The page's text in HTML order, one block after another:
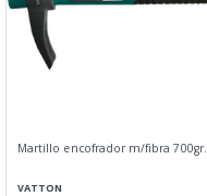
Martillo encofrador m/fibra 700gr.
VATTON